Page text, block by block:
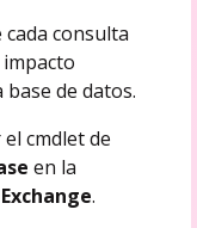
consulta
de datos.
cmdlet de
en la
.